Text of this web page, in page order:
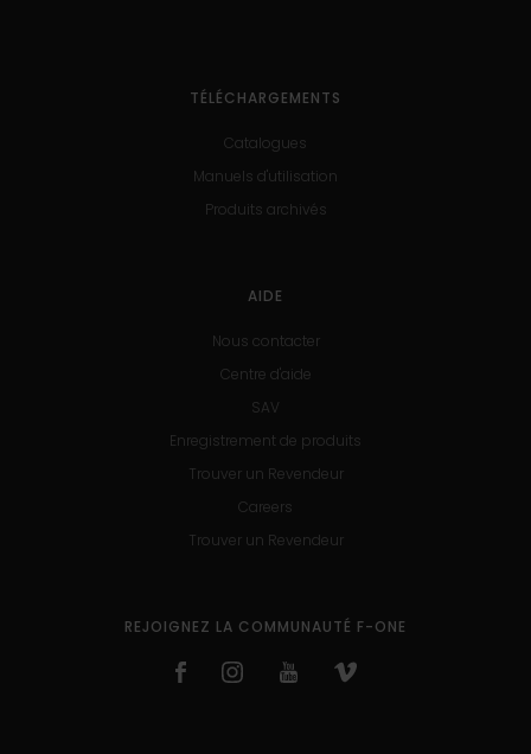
TÉLÉCHARGEMENTS
Catalogues
Manuels d'utilisation
Produits archivés
AIDE
Nous contacter
Centre d'aide
SAV
Enregistrement de produits
Trouver un Revendeur
Careers
Trouver un Revendeur
REJOIGNEZ LA COMMUNAUTÉ F-ONE